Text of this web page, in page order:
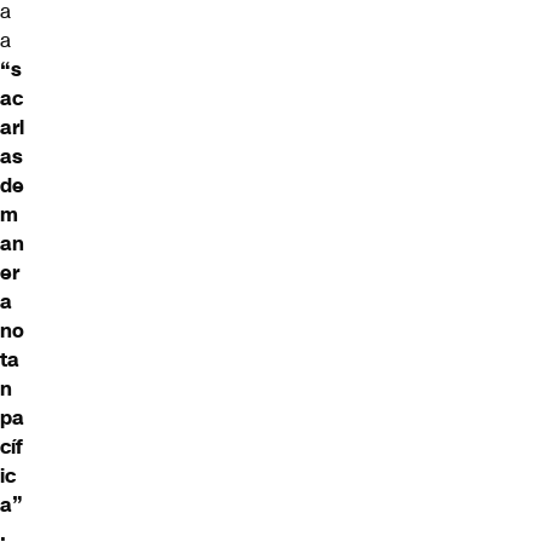
a
a
“s
ac
arl
as
de
m
an
er
a
no
ta
n
pa
cíf
ic
a”
.